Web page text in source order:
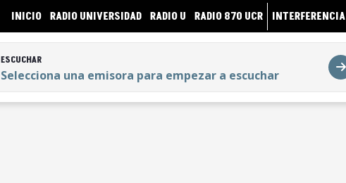
INICIO RADIO UNIVERSIDAD RADIO U RADIO 870 UCR INTERFERENCIA
ESCUCHAR
Selecciona una emisora para empezar a escuchar
Selecciona una emisora para empezar a escuchar